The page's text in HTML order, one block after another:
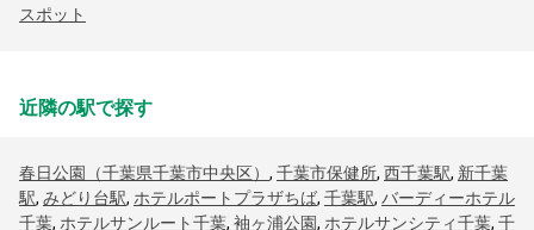
スポット
近隣の駅で探す
春日公園（千葉県千葉市中央区） , 千葉市保健所, 西千葉駅, 新千葉
駅, みどり台駅, ホテルポートプラザちば, 千葉駅, バーディーホテル
千葉, ホテルサンルート千葉, 袖ヶ浦公園, ホテルサンシティ千葉, 千